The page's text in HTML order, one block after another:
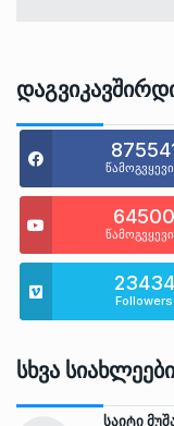
64500
23434
Followers
Სხვა Სიახლეები
საიტი